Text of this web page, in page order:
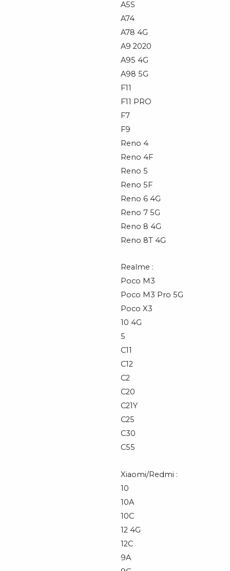
A5S
A74
A78 4G
A9 2020
A95 4G
A98 5G
F11
F11 PRO
F7
F9
Reno 4
Reno 4F
Reno 5
Reno 5F
Reno 6 4G
Reno 7 5G
Reno 8 4G
Reno 8T 4G
Realme :
Poco M3
Poco M3 Pro 5G
Poco X3
10 4G
5
C11
C12
C2
C20
C21Y
C25
C30
C55
Xiaomi/Redmi :
10
10A
10C
12 4G
12C
9A